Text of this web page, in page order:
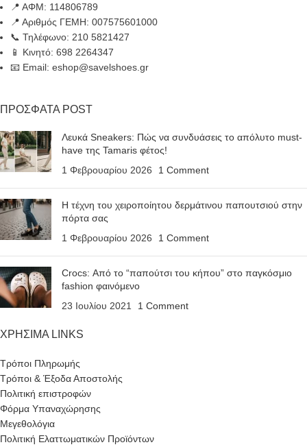
📍 ΑΦΜ: 114806789
📍 Αριθμός ΓΕΜΗ: 007575601000
📞 Τηλέφωνο: 210 5821427
📱 Κινητό: 698 2264347
📧 Email: eshop@savelshoes.gr
ΠΡΟΣΦΑΤΑ POST
Λευκά Sneakers: Πώς να συνδυάσεις το απόλυτο must-
have της Tamaris φέτος!
1 Φεβρουαρίου 2026
1 Comment
Η τέχνη του χειροποίητου δερμάτινου παπουτσιού στην
πόρτα σας
1 Φεβρουαρίου 2026
1 Comment
Crocs: Από το “παπούτσι του κήπου” στο παγκόσμιο
fashion φαινόμενο
23 Ιουλίου 2021
1 Comment
ΧΡΗΣΙΜΑ LINKS
Τρόποι Πληρωμής
Τρόποι & Έξοδα Αποστολής
Πολιτική επιστροφών
Φόρμα Υπαναχώρησης
Μεγεθολόγια
Πολιτική Ελαττωματικών Προϊόντων